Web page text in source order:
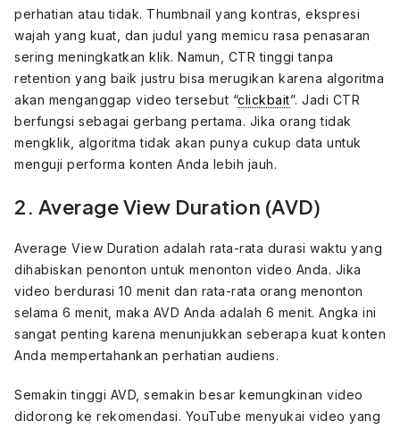
perhatian atau tidak. Thumbnail yang kontras, ekspresi
wajah yang kuat, dan judul yang memicu rasa penasaran
sering meningkatkan klik. Namun, CTR tinggi tanpa
retention yang baik justru bisa merugikan karena algoritma
akan menganggap video tersebut “clickbait”. Jadi CTR
berfungsi sebagai gerbang pertama. Jika orang tidak
mengklik, algoritma tidak akan punya cukup data untuk
menguji performa konten Anda lebih jauh.
2. Average View Duration (AVD)
Average View Duration adalah rata-rata durasi waktu yang
dihabiskan penonton untuk menonton video Anda. Jika
video berdurasi 10 menit dan rata-rata orang menonton
selama 6 menit, maka AVD Anda adalah 6 menit. Angka ini
sangat penting karena menunjukkan seberapa kuat konten
Anda mempertahankan perhatian audiens.
Semakin tinggi AVD, semakin besar kemungkinan video
didorong ke rekomendasi. YouTube menyukai video yang